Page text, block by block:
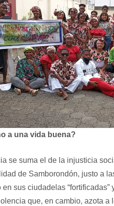
a una vida buena?
se suma el de la injusticia
de Samborondón, justo a
sus ciudadelas
que, en cambio, azota